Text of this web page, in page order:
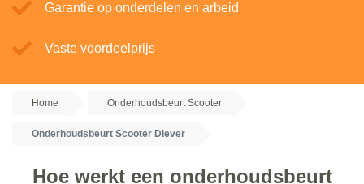
Garantie op onderdelen en arbeid
Vaste voordeelprijs
Home Onderhoudsbeurt Scooter
Onderhoudsbeurt Scooter Diever
Hoe werkt een onderhoudsbeurt